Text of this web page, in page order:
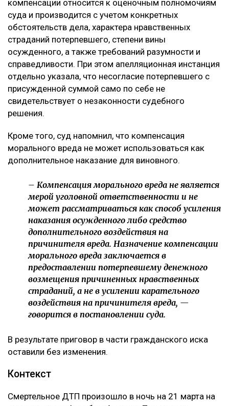
страданий отца.
Что решил суд
Судебная коллегия оставила жалобу без
удовлетворения, подчеркнув, что оснований для
изменения размера компенсации не установлено. В
постановлении отмечается, что определение суммы
компенсации относится к оценочным полномочиям
суда и производится с учетом конкретных
страданий потерпевшего, степени вины
осужденного, а также требований разумности и
справедливости. При этом апелляционная инстанция
присужденной суммой само по себе не
свидетельствует о незаконности судебного
решения.
Кроме того, суд напомнил, что компенсация
морального вреда не может использоваться как
дополнительное наказание для виновного.
– Компенсация морального вреда не является
мерой уголовной ответственности и не
может рассматриваться как способ усиления
наказания осужденного либо средство
причинителя вреда. Назначение компенсации
морального вреда заключается в
возмещения причиненных нравственных
воздействия на причинителя вреда, —